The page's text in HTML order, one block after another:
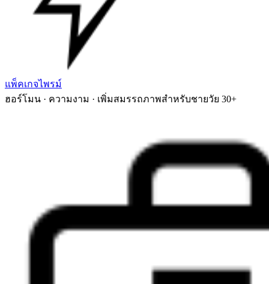
แพ็คเกจไพรม์
ฮอร์โมน · ความงาม · เพิ่มสมรรถภาพสำหรับชายวัย 30+